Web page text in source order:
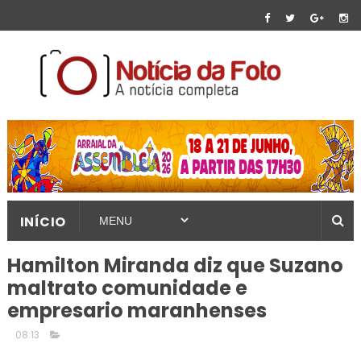
INÍCIO
Hamilton Miranda diz que Suzano
maltrato comunidade e
empresario maranhenses
08:13